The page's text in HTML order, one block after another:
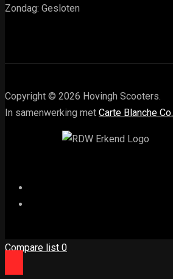
Zondag: Gesloten
Copyright © 2026 Hovingh Scooters.
In samenwerking met Carte Blanche Co.
Compare list 0